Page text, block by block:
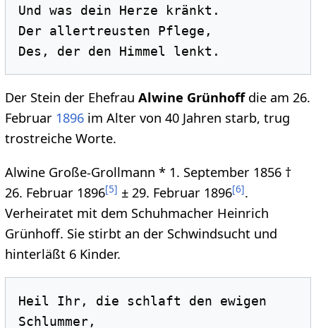
Und was dein Herze kränkt.
Der allertreusten Pflege,
Der Stein der Ehefrau Alwine Grünhoffdie am 26.
Februar 1896im Alter von 40 Jahren starb, trug
trostreiche Worte.
Alwine Große-Grollmann * 1. September 1856 †
26. Februar 1896[5] ± 29. Februar 1896[6].
Verheiratet mit dem Schuhmacher Heinrich
Grünhoff. Sie stirbt an der Schwindsucht und
hinterläßt 6 Kinder.
Heil Ihr, die schlaft den ewigen
Schlummer,